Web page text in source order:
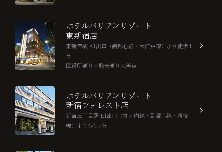
ホテルバリアンリゾート
東新宿店
東新宿駅 A1出口（副都心線・大江戸線）より徒歩4
分
区役所通り×職安通り交差点
ホテルバリアンリゾート
新宿フォレスト店
新宿三丁目駅 E1出口（丸ノ内線・副都心線・新宿
線）より徒歩7分